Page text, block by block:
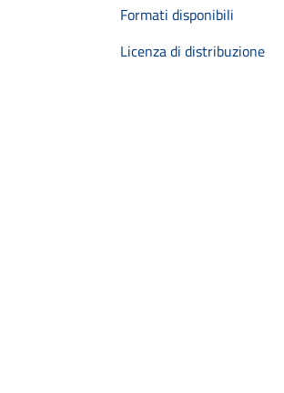
Formati disponibili
Licenza di distribuzione